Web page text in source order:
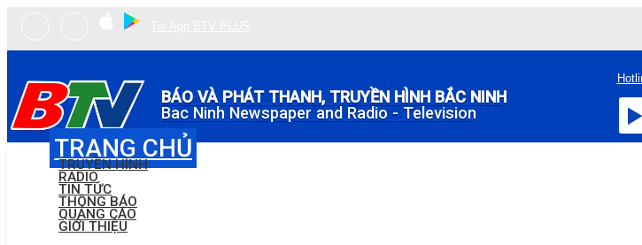
BÁO VÀ PHÁT THANH, TRUYỀN HÌNH BẮC NINH
Bac Ninh Newspaper and Radio - Television
TRANG CHỦ
TRUYỀN HÌNH
RADIO
TIN TỨC
THÔNG BÁO
QUẢNG CÁO
GIỚI THIỆU